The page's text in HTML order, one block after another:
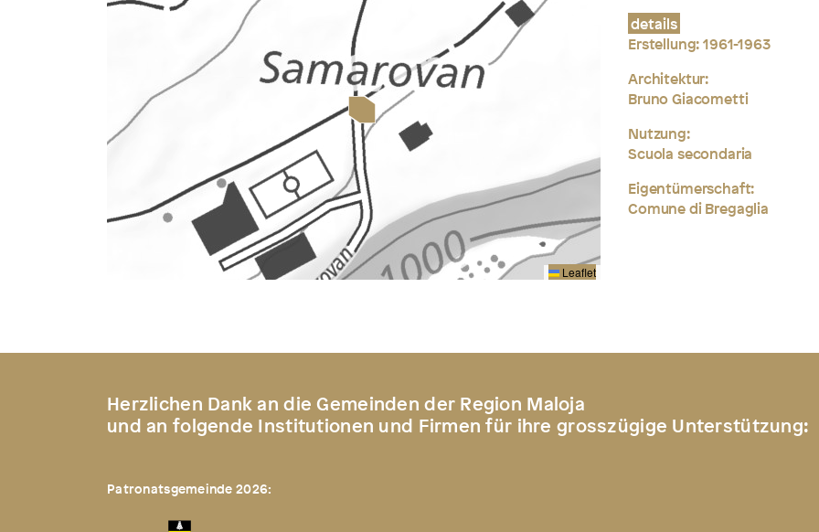
details
Erstellung:1961-1963
Architektur:
Bruno Giacometti
Nutzung:
Scuola secondaria
Eigentümerschaft:
Comune di Bregaglia
Leaflet
Herzlichen Dank an die Gemeinden der Region Maloja
und an folgende Institutionen und Firmen für ihre grosszügige Unterstützung:
Patronatsgemeinde 2026: